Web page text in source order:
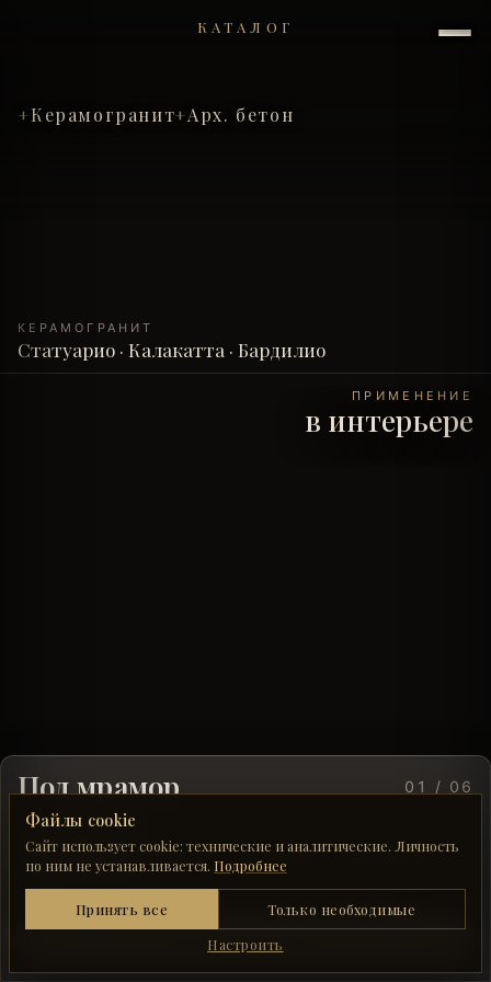
КЕРАМОГРАНИТ
Статуарио · Калакатта · Бардилио
ПРИМЕНЕНИЕ
в интерьере
Под мрамор 01 / 06
Войти в подбор
КЕРАМОГРАНИТ
В ИНТЕРЬЕРЕ ЛОББИ РЕСТОРАН В САНУЗЛЕ
ПОЛ
Керамогранит Арх. бетон
КАТАЛОГ
Файлы cookie
Сайт использует cookie: технические и аналитические. Личность
по ним не устанавливается. Подробнее
Работа каталога, конфигуратора и панелей. Без
них часть страниц сломается.
Принять все
Только необходимые
Настроить